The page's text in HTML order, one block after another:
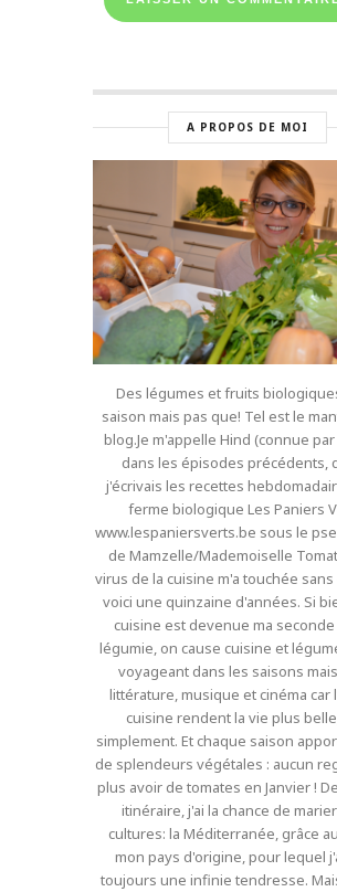
A PROPOS DE MOI
Des légumes et fruits
saison mais pas que! Tel est le
blog.Je m'appelle Hind (connue
dans les épisodes précédents,
j'écrivais les recettes
ferme biologique Les Paniers
www.lespaniersverts.be sous le
de Mamzelle/Mademoiselle
virus de la cuisine m'a touchée
voici une quinzaine d'années. Si
cuisine est devenue ma seconde
légumie, on cause cuisine et
voyageant dans les saisons
littérature, musique et cinéma car
cuisine rendent la vie plus
simplement. Et chaque saison
de splendeurs végétales : aucun
plus avoir de tomates en Janvier !
itinéraire, j'ai la chance de
cultures: la Méditerranée, grâce
mon pays d'origine, pour lequel
toujours une infinie tendresse.